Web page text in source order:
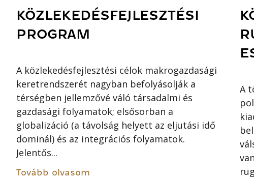
KÖZLEKEDÉSFEJLESZTÉSI
PROGRAM
A közlekedésfejlesztési célok makrogazdasági
keretrendszerét nagyban befolyásolják a
térségben jellemzővé váló társadalmi és
gazdasági folyamatok; elsősorban a
globalizáció (a távolság helyett az eljutási idő
dominál) és az integrációs folyamatok.
Jelentős...
Tovább olvasom
A